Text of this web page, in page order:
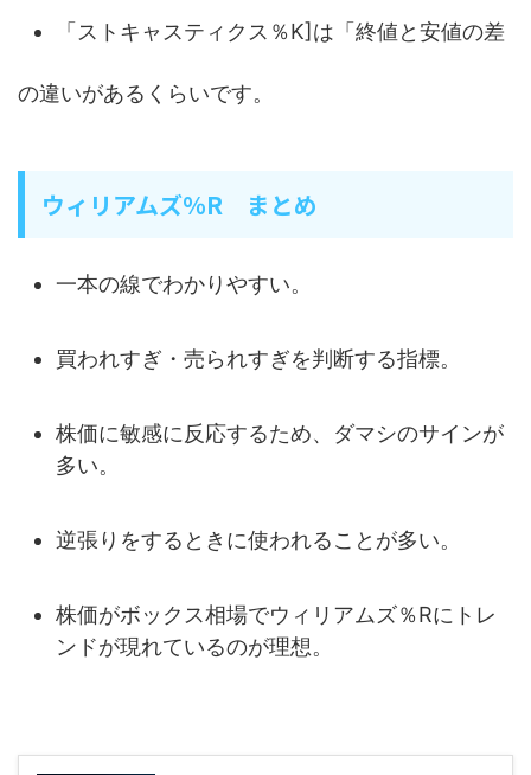
「ストキャスティクス％K]は「終値と安値の差
の違いがあるくらいです。
ウィリアムズ％R まとめ
一本の線でわかりやすい。
買われすぎ・売られすぎを判断する指標。
株価に敏感に反応するため、ダマシのサインが
多い。
逆張りをするときに使われることが多い。
株価がボックス相場でウィリアムズ％Rにトレ
ンドが現れているのが理想。